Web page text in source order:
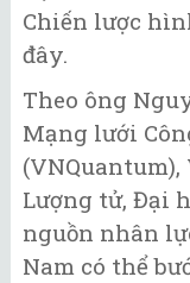
Chiến lược
đây.
Theo ông
Mạng lưới
Lượng tử, Đại
nguồn nhân
Nam có thể